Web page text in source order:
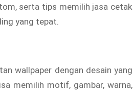
serta tips memilih jasa cetak
yang tepat.
wallpaper dengan desain yang
memilih motif, gambar, warna,